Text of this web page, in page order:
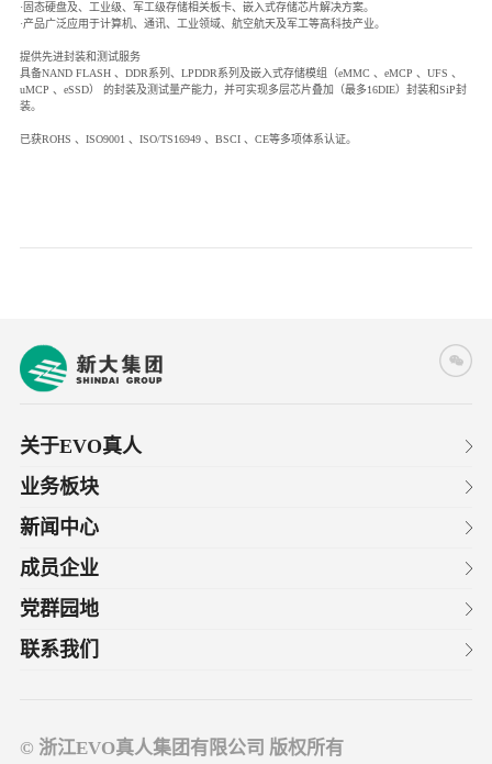
·固态硬盘及、工业级、军工级存储相关板卡、嵌入式存储芯片解决方案。
·产品广泛应用于计算机、通讯、工业领域、航空航天及军工等高科技产业。
提供先进封装和测试服务
具备NAND FLASH 、DDR系列、LPDDR系列及嵌入式存储模组（eMMC 、eMCP 、UFS 、
uMCP 、eSSD） 的封装及测试量产能力，并可实现多层芯片叠加（最多16DIE）封装和SiP封
装。
已获ROHS 、ISO9001 、ISO/TS16949 、BSCI 、CE等多项体系认证。
关于EVO真人
业务板块
新闻中心
成员企业
党群园地
联系我们
© 浙江EVO真人集团有限公司 版权所有